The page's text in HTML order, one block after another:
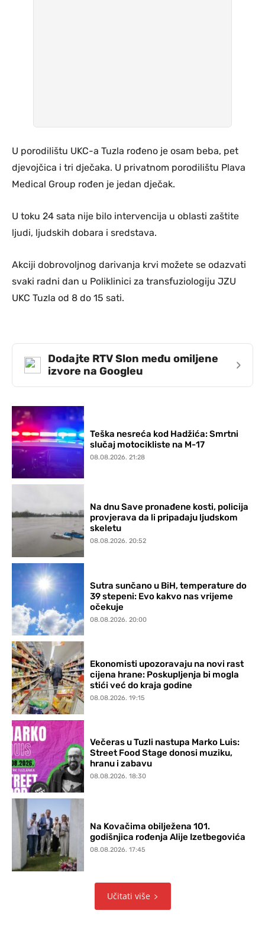
U porodilištu UKC-a Tuzla rođeno je osam beba, pet
djevojčica i tri dječaka. U privatnom porodilištu Plava
Medical Group rođen je jedan dječak.
U toku 24 sata nije bilo intervencija u oblasti zaštite
ljudi, ljudskih dobara i sredstava.
Akciji dobrovoljnog darivanja krvi možete se odazvati
svaki radni dan u Poliklinici za transfuziologiju JZU
UKC Tuzla od 8 do 15 sati.
Dodajte RTV Slon među omiljene
izvore na Googleu
›
Teška nesreća kod Hadžića: Smrtni
slučaj motocikliste na M-17
08.08.2026. 21:28
Na dnu Save pronađene kosti, policija
provjerava da li pripadaju ljudskom
skeletu
08.08.2026. 20:52
Sutra sunčano u BiH, temperature do
39 stepeni: Evo kakvo nas vrijeme
očekuje
08.08.2026. 20:00
Ekonomisti upozoravaju na novi rast
cijena hrane: Poskupljenja bi mogla
stići već do kraja godine
08.08.2026. 19:15
Večeras u Tuzli nastupa Marko Luis:
Street Food Stage donosi muziku,
hranu i zabavu
08.08.2026. 18:30
Na Kovačima obilježena 101.
godišnjica rođenja Alije Izetbegovića
08.08.2026. 17:45
Učitati više